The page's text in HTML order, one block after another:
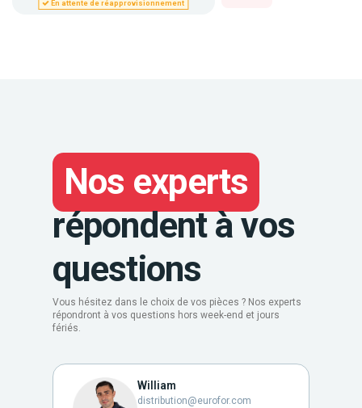
En attente de réapprovisionnement
Nos experts
répondent à vos
questions
Vous hésitez dans le choix de vos pièces ? Nos experts
répondront à vos questions hors week-end et jours
fériés.
William
distribution@eurofor.com